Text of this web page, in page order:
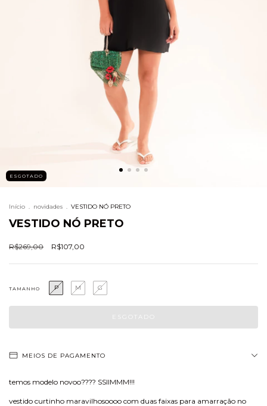
ESGOTADO
Início . novidades . VESTIDO NÓ PRETO
VESTIDO NÓ PRETO
R$269,00 R$107,00
TAMANHO P M G
MEIOS DE PAGAMENTO
temos modelo novoo???? SSIIMMM!!!
vestido curtinho maravilhosoooo com duas faixas para amarração no